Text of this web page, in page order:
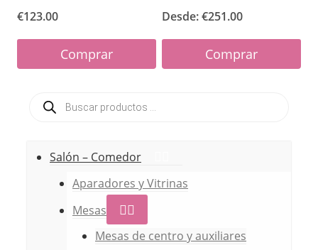
€123.00
Comprar
producto
opciones
Desde:€251.00
Comprar
Las
se
Búsqueda
Salón – Comedor
Aparadores y Vitrinas
Mesas
Mesas de centro y auxiliares